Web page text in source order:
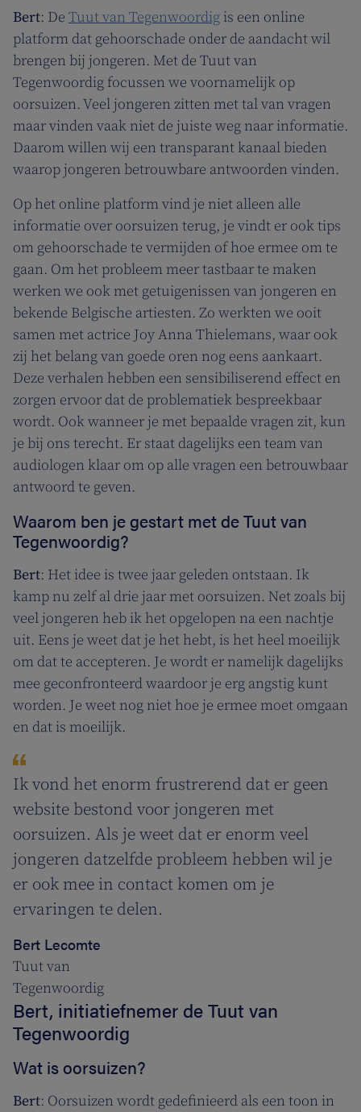
Bert: De Tuut van Tegenwoordig is een online
platform dat gehoorschade onder de aandacht wil
brengen bij jongeren. Met de Tuut van
Tegenwoordig focussen we voornamelijk op
oorsuizen. Veel jongeren zitten met tal van vragen
maar vinden vaak niet de juiste weg naar informatie.
Daarom willen wij een transparant kanaal bieden
waarop jongeren betrouwbare antwoorden vinden.
Op het online platform vind je niet alleen alle
informatie over oorsuizen terug, je vindt er ook tips
om gehoorschade te vermijden of hoe ermee om te
gaan. Om het probleem meer tastbaar te maken
werken we ook met getuigenissen van jongeren en
bekende Belgische artiesten. Zo werkten we ooit
samen met actrice Joy Anna Thielemans, waar ook
zij het belang van goede oren nog eens aankaart.
Deze verhalen hebben een sensibiliserend effect en
zorgen ervoor dat de problematiek bespreekbaar
wordt. Ook wanneer je met bepaalde vragen zit, kun
je bij ons terecht. Er staat dagelijks een team van
audiologen klaar om op alle vragen een betrouwbaar
antwoord te geven.
Waarom ben je gestart met de Tuut van
Tegenwoordig?
Bert: Het idee is twee jaar geleden ontstaan. Ik
kamp nu zelf al drie jaar met oorsuizen. Net zoals bij
veel jongeren heb ik het opgelopen na een nachtje
uit. Eens je weet dat je het hebt, is het heel moeilijk
om dat te accepteren. Je wordt er namelijk dagelijks
mee geconfronteerd waardoor je erg angstig kunt
worden. Je weet nog niet hoe je ermee moet omgaan
en dat is moeilijk.
Bert Lecomte
Tuut van
Tegenwoordig
Ik vond het enorm frustrerend dat er geen
website bestond voor jongeren met
oorsuizen. Als je weet dat er enorm veel
jongeren datzelfde probleem hebben wil je
er ook mee in contact komen om je
ervaringen te delen.
Bert, initiatiefnemer de Tuut van
Tegenwoordig
Wat is oorsuizen?
Bert: Oorsuizen wordt gedefinieerd als een toon in